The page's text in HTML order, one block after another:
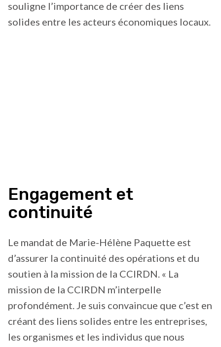
souligne l’importance de créer des liens
solides entre les acteurs économiques locaux.
Engagement et
continuité
Le mandat de Marie-Hélène Paquette est
d’assurer la continuité des opérations et du
soutien à la mission de la CCIRDN. « La
mission de la CCIRDN m’interpelle
profondément. Je suis convaincue que c’est en
créant des liens solides entre les entreprises,
les organismes et les individus que nous